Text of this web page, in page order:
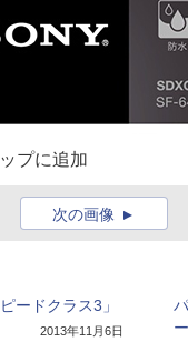
プに追加
次の画像
ードクラス3」
2013年11月6日